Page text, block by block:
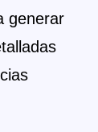
generar